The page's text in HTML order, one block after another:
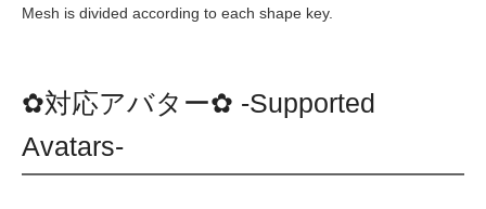
Mesh is divided according to each shape key.
✿対応アバター✿ -Supported
Avatars-